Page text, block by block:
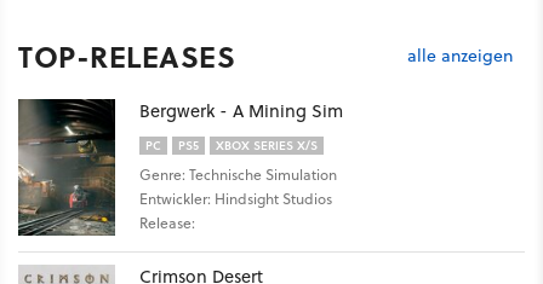
TOP-RELEASES alle anzeigen
Bergwerk - A Mining Sim
PC PS5 XBOX SERIES X/S
Genre: Technische Simulation
Entwickler: Hindsight Studios
Release:
Crimson Desert